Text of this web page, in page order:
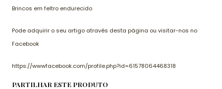
Brincos em feltro endurecido
Pode adquirir o seu artigo através desta página ou visitar-nos no
Facebook
https://wwwfacebook.com/profile.php?id=61578064468318
PARTILHAR ESTE PRODUTO